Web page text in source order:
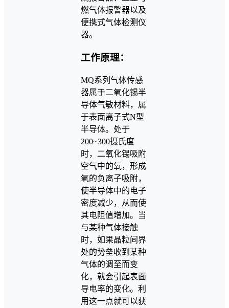
燃气体报警器以及
便携式气体检测仪
器。
工作原理：
MQ系列气体传感
器属于二氧化锡半
导体气敏材料，属
于表面离子式N型
半导体。处于
200~300摄氏度
时，二氧化锡吸附
空气中的氧，形成
氧的负离子吸附，
使半导体中的电子
密度减少，从而使
其电阻值增加。当
与某种气体接触
时，如果晶粒间界
处的势垒收到某种
气体的调至而变
化，就会引起表面
导电率的变化。利
用这一点就可以获